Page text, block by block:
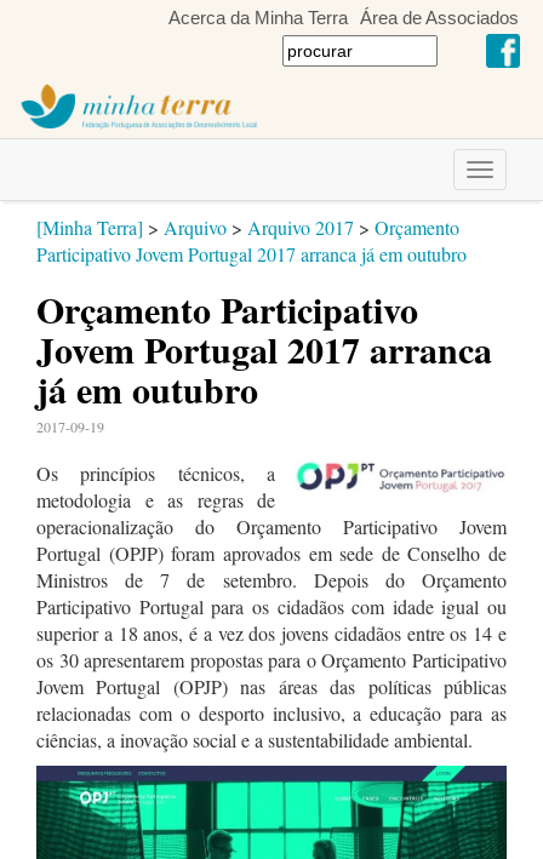
Acerca da Minha Terra Área de Associados
Toggle
[Minha Terra] > Arquivo > Arquivo 2017 > Orçamento
Participativo Jovem Portugal 2017 arranca já em outubro
Orçamento Participativo
Jovem Portugal 2017 arranca
já em outubro
2017-09-19
Os princípios técnicos, a
metodologia e as regras de
operacionalização do Orçamento Participativo Jovem
Portugal (OPJP) foram aprovados em sede de Conselho de
Ministros de 7 de setembro. Depois do Orçamento
Participativo Portugal para os cidadãos com idade igual ou
superior a 18 anos, é a vez dos jovens cidadãos entre os 14 e
os 30 apresentarem propostas para o Orçamento Participativo
Jovem Portugal (OPJP) nas áreas das políticas públicas
relacionadas com o desporto inclusivo, a educação para as
ciências, a inovação social e a sustentabilidade ambiental.